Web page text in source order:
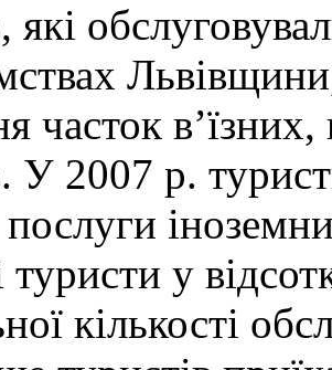
які
часток
У 2007 р.
туристи у
кількості